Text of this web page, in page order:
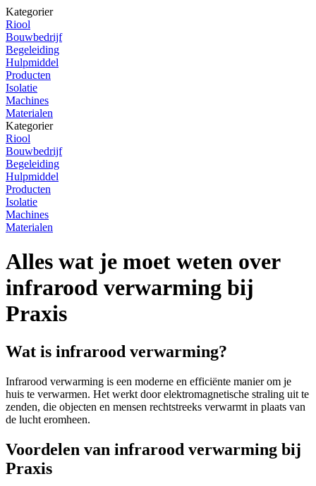
Kategorier
Riool
Bouwbedrijf
Begeleiding
Hulpmiddel
Producten
Isolatie
Machines
Materialen
Kategorier
Riool
Bouwbedrijf
Begeleiding
Hulpmiddel
Producten
Isolatie
Machines
Materialen
Alles wat je moet weten over
infrarood verwarming bij
Praxis
Wat is infrarood verwarming?
Infrarood verwarming is een moderne en efficiënte manier om je
huis te verwarmen. Het werkt door elektromagnetische straling uit te
zenden, die objecten en mensen rechtstreeks verwarmt in plaats van
de lucht eromheen.
Voordelen van infrarood verwarming bij
Praxis